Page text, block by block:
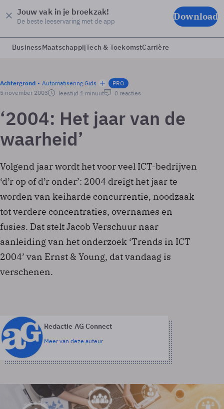
Jouw vak in je broekzak!
De beste leeservaring met de app Download
BusinessMaatschappijTech & ToekomstCarrière
Achtergrond Automatisering Gids
PRO
5 november 2003
leestijd 1 minuut 0 reacties
‘2004: Het jaar van de
waarheid’
Volgend jaar wordt het voor veel ICT-bedrijven
‘d’r op of d’r onder’: 2004 dreigt het jaar te
worden van keiharde concurrentie, noodzaak
tot verdere concentraties, overnames en
fusies. Dat stelt Jacob Verschuur naar
aanleiding van het onderzoek ‘Trends in ICT
2004’ van Ernst & Young, dat vandaag is
verschenen.
Redactie AG Connect
Meer van deze auteur